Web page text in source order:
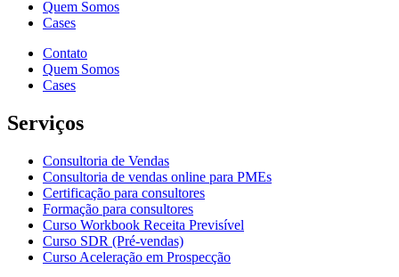
Quem Somos
Cases
Contato
Quem Somos
Cases
Serviços
Consultoria de Vendas
Consultoria de vendas online para PMEs
Certificação para consultores
Formação para consultores
Curso Workbook Receita Previsível
Curso SDR (Pré-vendas)
Curso Aceleração em Prospecção